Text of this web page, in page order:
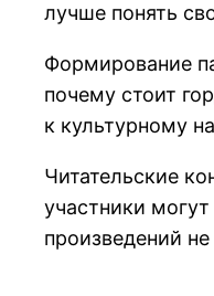
лучше понять
Формирование
почему стоит
к культурному
Читательские
участники
произведений